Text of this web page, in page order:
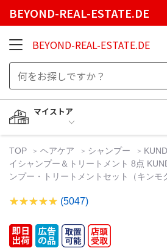
BEYOND-REAL-ESTATE.DE
BEYOND-REAL-ESTATE.DE
マイストア
TOP ヘアケア シャンプー
イシャンプー＆トリートメント 8点
ンプー・トリートメントセット（キンモ
(5047)